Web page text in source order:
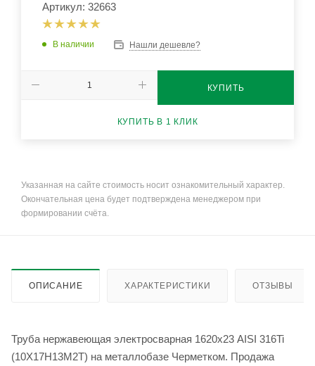
Артикул: 32663
В наличии Нашли дешевле?
КУПИТЬ
КУПИТЬ В 1 КЛИК
Указанная на сайте стоимость носит ознакомительный характер.
Окончательная цена будет подтверждена менеджером при
формировании счёта.
ОПИСАНИЕ ХАРАКТЕРИСТИКИ ОТЗЫВЫ
Труба нержавеющая электросварная 1620х23 AISI 316Ti
(10Х17Н13М2Т) на металлобазе Черметком. Продажа